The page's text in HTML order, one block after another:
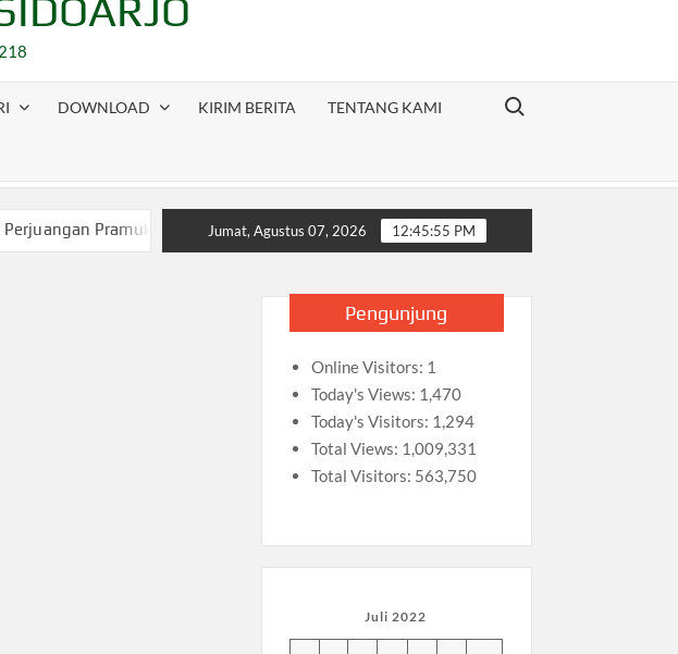
DOWNLOAD KIRIM BERITA TENTANG KAMI
Search for:
Pramuka SMK Plus NU Sidoarjo Ambalan SMAN 3 Sidoarjo Gelar Anjangsana dan
Jumat, Agustus 07, 2026 12:45:55 PM
Pengunjung
Online Visitors: 1
Today's Views: 1,470
Today's Visitors: 1,294
Total Views: 1,009,331
Total Visitors: 563,750
Juli 2022